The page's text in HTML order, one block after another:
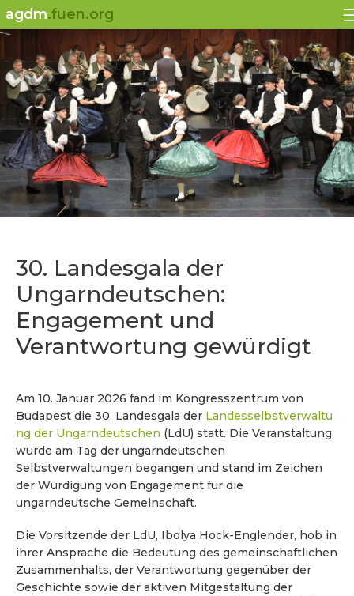
agdm.fuen.org
30. Landesgala der
Ungarndeutschen:
Engagement und
Verantwortung gewürdigt
Am 10. Januar 2026 fand im Kongresszentrum von
Budapest die 30. Landesgala der Landesselbstverwaltu
ng der Ungarndeutschen (LdU) statt. Die Veranstaltung
wurde am Tag der ungarndeutschen
Selbstverwaltungen begangen und stand im Zeichen
der Würdigung von Engagement für die
ungarndeutsche Gemeinschaft.
Die Vorsitzende der LdU, Ibolya Hock-Englender, hob in
ihrer Ansprache die Bedeutung des gemeinschaftlichen
Zusammenhalts, der Verantwortung gegenüber der
Geschichte sowie der aktiven Mitgestaltung der